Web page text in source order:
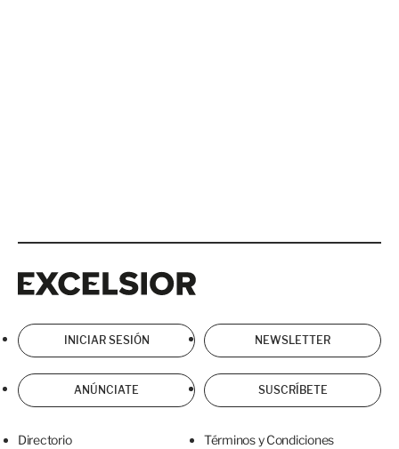
INICIAR SESIÓN NEWSLETTER
ANÚNCIATE SUSCRÍBETE
Directorio Términos y Condiciones